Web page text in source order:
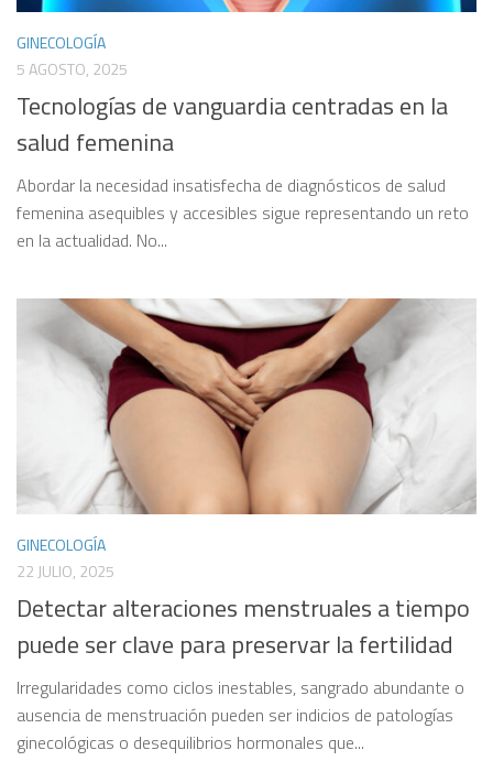
GINECOLOGÍA
5 AGOSTO, 2025
Tecnologías de vanguardia centradas en la
salud femenina
Abordar la necesidad insatisfecha de diagnósticos de salud
femenina asequibles y accesibles sigue representando un reto
en la actualidad. No...
GINECOLOGÍA
22 JULIO, 2025
Detectar alteraciones menstruales a tiempo
puede ser clave para preservar la fertilidad
Irregularidades como ciclos inestables, sangrado abundante o
ausencia de menstruación pueden ser indicios de patologías
ginecológicas o desequilibrios hormonales que...